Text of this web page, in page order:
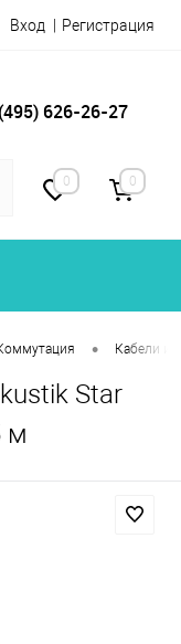
Вход Регистрация
626-26-27
0 0
• Кабели и
Star
м